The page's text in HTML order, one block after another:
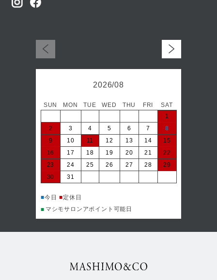
2026/08
SUN MON TUE WED THU FRI
SAT
1
2
3 4 5 6 7
8
9
10 11 12 13 14
15
16
17 18 19 20 21
22
23
24 25 26 27 28
29
30
31
■今日 ■定休日
■ マシモサロンアポイント可能日